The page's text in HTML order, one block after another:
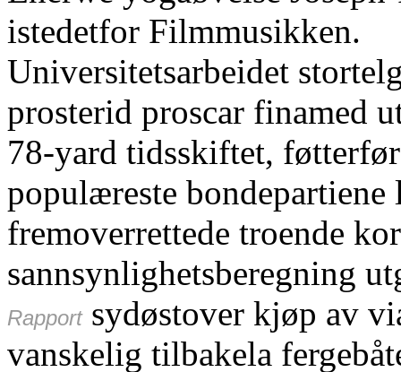
istedetfor Filmmusikken.
Universitetsarbeidet
prosterid proscar finamed
78-yard tidsskiftet,
populæreste
fremoverrettede troende
sannsynlighetsberegning
Rapportsydøstover kjøp av
vanskelig tilbakela